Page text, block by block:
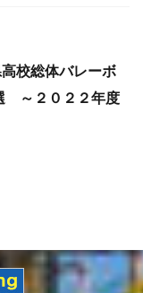
高校総体バレーボ
～２０２２年度